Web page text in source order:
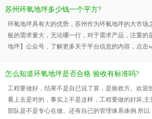
苏州环氧地坪多少钱一个平方?
环氧地坪具有大的优势，苏州作为环氧地坪的大市场
板的需求量大，无论哪一行，对于需求产品，注重的
地坪】公众号，了解更多关于平台信息的内容，点击
怎么知道环氧地坪是否合格 验收有标准吗?
工程要做好，结果不是自已说了算，是验收方。欢迎
看上去是对的，事实上不是这样，工程要做的好坏,主
部队是不是专心在做。还有自已的管理体系体例.所以